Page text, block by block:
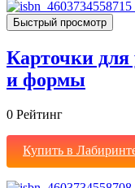
Быстрый просмотр
Карточки для
и формы
0 Рейтинг
Купить в